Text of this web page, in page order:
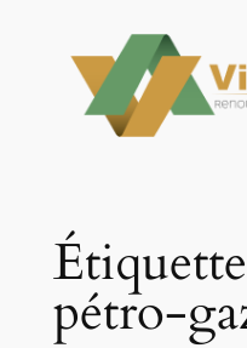
contenu
pétro-